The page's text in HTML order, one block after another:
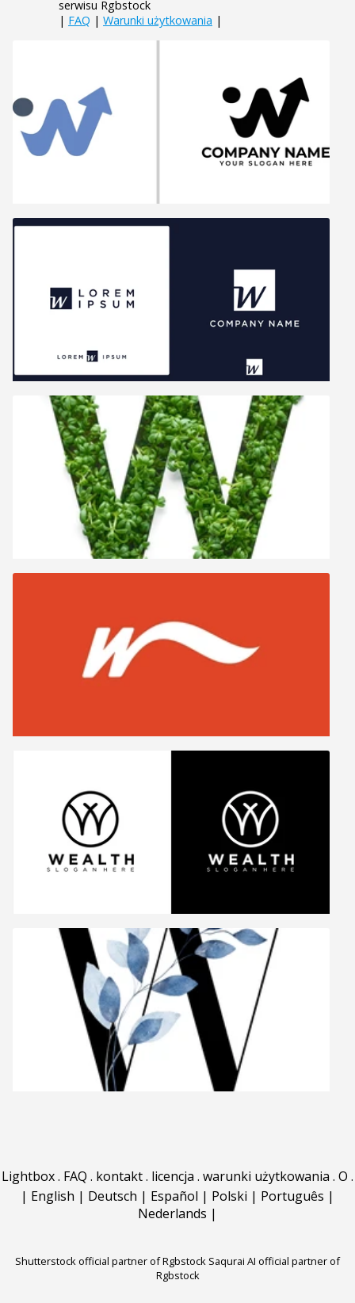
serwisu Rgbstock
| FAQ | Warunki użytkowania |
Lightbox. FAQ . kontakt. licencja . warunki użytkowania . O .
| English | Deutsch | Español | Polski | Português |
Nederlands |
Shutterstock official partner of Rgbstock Saqurai AI official partner of
Rgbstock